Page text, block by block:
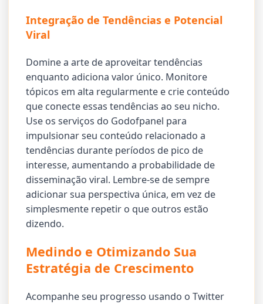
Integração de Tendências e Potencial
Viral
Domine a arte de aproveitar tendências
enquanto adiciona valor único. Monitore
tópicos em alta regularmente e crie conteúdo
que conecte essas tendências ao seu nicho.
Use os serviços do Godofpanel para
impulsionar seu conteúdo relacionado a
tendências durante períodos de pico de
interesse, aumentando a probabilidade de
disseminação viral. Lembre-se de sempre
adicionar sua perspectiva única, em vez de
simplesmente repetir o que outros estão
dizendo.
Medindo e Otimizando Sua
Estratégia de Crescimento
Acompanhe seu progresso usando o Twitter